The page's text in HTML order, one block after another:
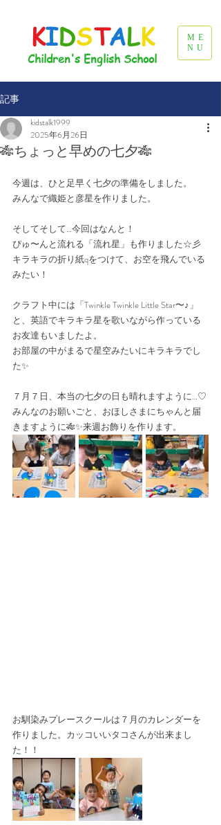
ME
NU
KIDSTALK
Children's English School
記事
🎋ちょっと早めの七夕🎋
kidstalk1999
2025年6月26日
今週は、ひと足早く七夕の準備をしました。
みんなで織姫と彦星を作りました。
そしてそして…今回はなんと！
ぴゅ〜んと流れる「流れ星」も作りました☆彡
キラキラの折り紙qをつけて、お空を飛んでいる
みたい！
クラフト中には「Twinkle Twinkle Little Star〜♪」
と、英語でキラキラ星を歌いながら作っている
お友達もいましたよ。
お部屋の中がまるで星空みたいにキラキラでし
た✨
７月７日、本当の七夕の日も晴れますように…♡
みんなのお願いごと、おほしさまにちゃんと届
きますように🎋✨来週お飾りを作ります。
お馴染みプレースクールは７月のカレンダーを
作りました。カッコいいタコさんが出来まし
た！！